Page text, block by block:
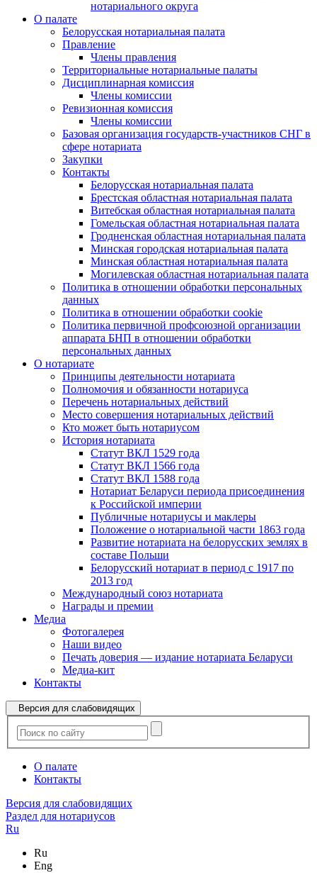
нотариального округа
О палате
Белорусская нотариальная палата
Правление
Члены правления
Территориальные нотариальные палаты
Дисциплинарная комиссия
Члены комиссии
Ревизионная комиссия
Члены комиссии
Базовая организация государств-участников СНГ в
сфере нотариата
Закупки
Контакты
Белорусская нотариальная палата
Брестская областная нотариальная палата
Витебская областная нотариальная палата
Гомельская областная нотариальная палата
Гродненская областная нотариальная палата
Минская городская нотариальная палата
Минская областная нотариальная палата
Могилевская областная нотариальная палата
Политика в отношении обработки персональных
данных
Политика в отношении обработки cookie
Политика первичной профсоюзной организации
аппарата БНП в отношении обработки
персональных данных
О нотариате
Принципы деятельности нотариата
Полномочия и обязанности нотариуса
Перечень нотариальных действий
Место совершения нотариальных действий
Кто может быть нотариусом
История нотариата
Статут ВКЛ 1529 года
Статут ВКЛ 1566 года
Статут ВКЛ 1588 года
Нотариат Беларуси периода присоединения
к Российской империи
Публичные нотариусы и маклеры
Положение о нотариальной части 1863 года
Развитие нотариата на белорусских землях в
составе Польши
Белорусский нотариат в период с 1917 по
2013 год
Международный союз нотариата
Награды и премии
Медиа
Фотогалерея
Наши видео
Печать доверия — издание нотариата Беларуси
Медиа-кит
Контакты
Версия для слабовидящих
О палате
Контакты
Версия для слабовидящих
Раздел для нотариусов
Ru
Ru
Eng